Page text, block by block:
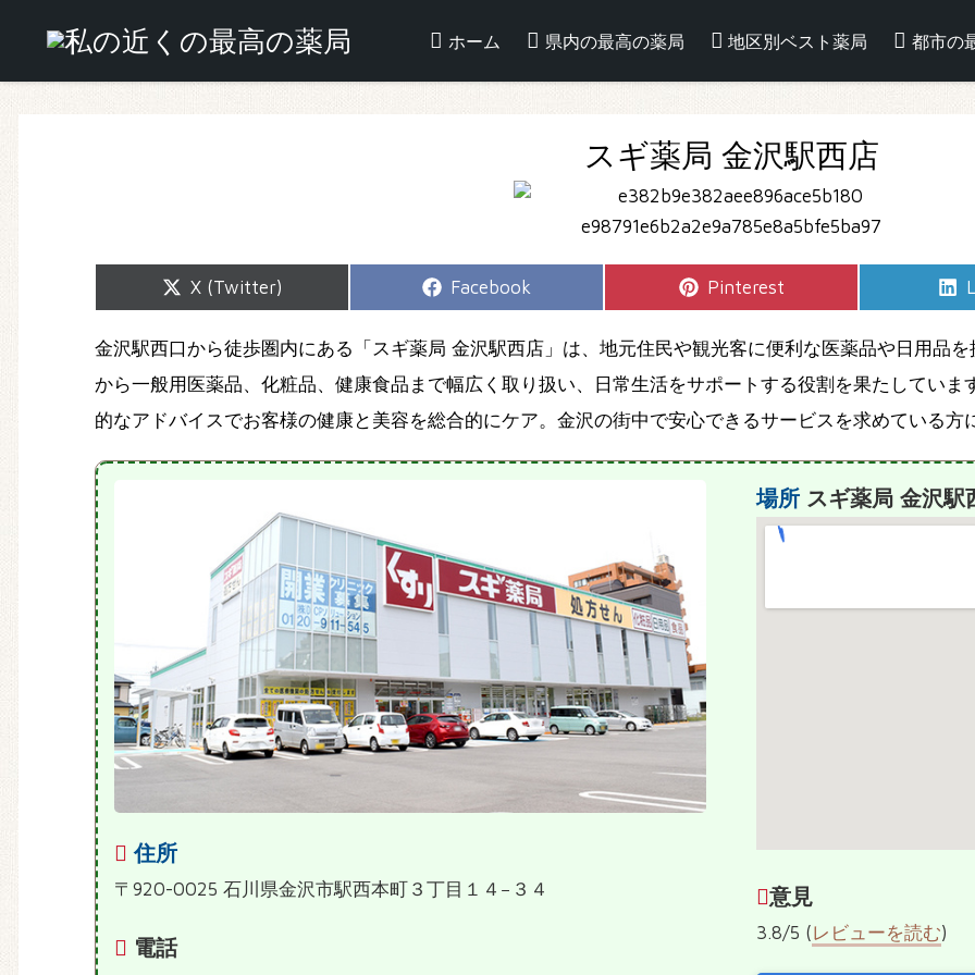
ホーム 県内の最高の薬局 地区別ベスト薬局 都市の
スギ薬局 金沢駅西店
Share
X (Twitter)
Share
Facebook
Share
Pinterest
金沢駅西口から徒歩圏内にある「スギ薬局 金沢駅西店」は、地元住民や観光客に便利な医薬品や日用品
から一般用医薬品、化粧品、健康食品まで幅広く取り扱い、日常生活をサポートする役割を果たしてい
的なアドバイスでお客様の健康と美容を総合的にケア。金沢の街中で安心できるサービスを求めている
住所
〒920-0025 石川県金沢市駅西本町３丁目１４−３４
電話
場所スギ薬局 金沢駅
意見
3.8/5 (レビューを読む)